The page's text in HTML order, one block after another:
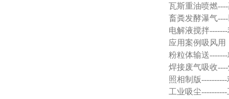
瓦斯重油喷燃
畜粪发酵瀑气
电解液搅拌
应用案例吸风用
粉粒体输送
焊接废气吸收
照相制版
工业吸尘